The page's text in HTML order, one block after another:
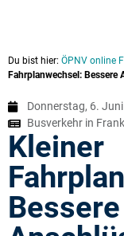
Du bist hier: ÖPNV online
Fahrplanwechsel:
Donnerstag, 6.
Busverkehr in
Kleiner
Bessere